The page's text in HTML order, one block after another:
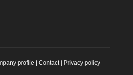
profile Contact Privacy policy